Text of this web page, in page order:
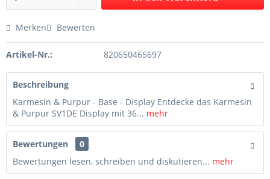
Merken Bewerten
Artikel-Nr.: 820650465697
Beschreibung
Karmesin & Purpur - Base - Display Entdecke das Karmesin
& Purpur SV1DE Display mit 36... mehr
Bewertungen
0
Bewertungen lesen, schreiben und diskutieren... mehr